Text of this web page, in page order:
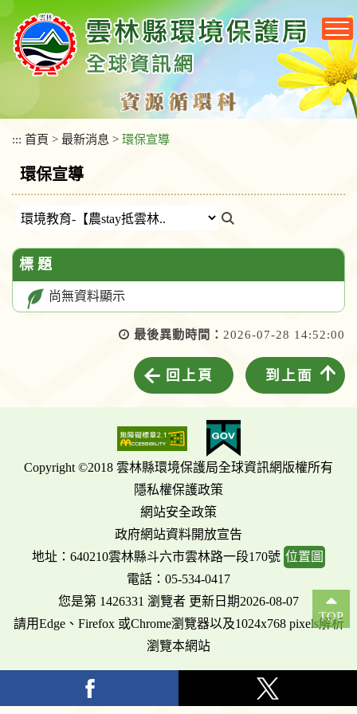
要
::: 首頁 > 最新消息 > 環保宣導
環保宣導
標 題
尚無資料顯示
最後異動時間： 2026-07-28 14:52:00
回上頁 到上面
Copyright ©2018 雲林縣環境保護局全球資訊網版權所有
隱私權保護政策
網站安全政策
政府網站資料開放宣告
地址：640210雲林縣斗六市雲林路一段170號 位置圖
電話：05-534-0417
您是第 1426331 瀏覽者 更新日期2026-08-07
請用Edge、Firefox 或Chrome瀏覽器以及1024x768 pixels解析
瀏覽本網站
TOP